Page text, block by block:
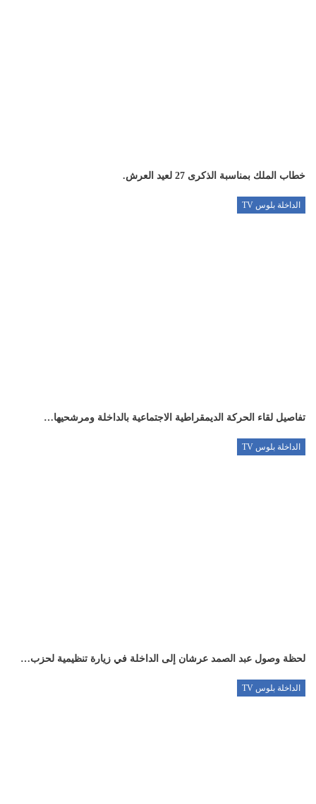
خطاب الملك بمناسبة الذكرى 27 لعيد العرش.
الداخلة بلوس TV
تفاصيل لقاء الحركة الديمقراطية الاجتماعية بالداخلة ومرشحيها…
الداخلة بلوس TV
لحظة وصول عبد الصمد عرشان إلى الداخلة في زيارة تنظيمية لحزب…
الداخلة بلوس TV